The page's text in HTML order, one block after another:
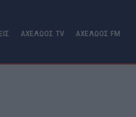
ΑΧΕΛΩΟΣ TV ΑΧΕΛΩΟΣ FM